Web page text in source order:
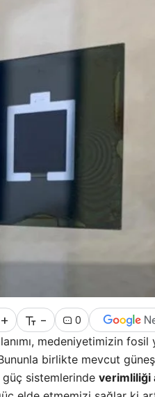
+ -
0
medeniyetimizin fosil
birlikte mevcut
sistemlerinde verimliliği